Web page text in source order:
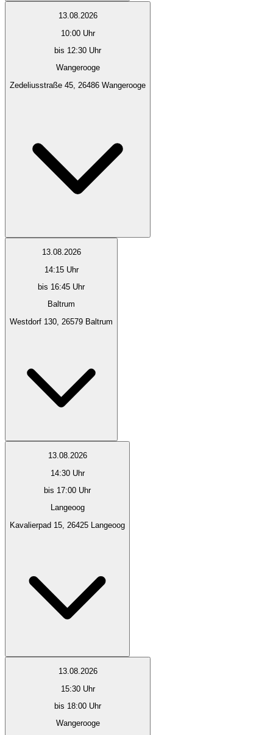
13.08.2026
10:00 Uhr
bis 12:30 Uhr
Wangerooge
Zedeliusstraße 45, 26486 Wangerooge
13.08.2026
14:15 Uhr
bis 16:45 Uhr
Baltrum
Westdorf 130, 26579 Baltrum
13.08.2026
14:30 Uhr
bis 17:00 Uhr
Langeoog
Kavalierpad 15, 26425 Langeoog
13.08.2026
15:30 Uhr
bis 18:00 Uhr
Wangerooge